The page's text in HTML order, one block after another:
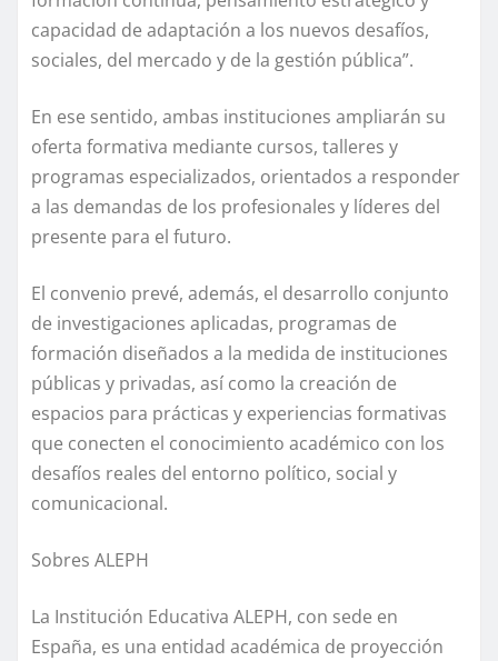
capacidad de adaptación a los nuevos desafíos,
sociales, del mercado y de la gestión pública”.
En ese sentido, ambas instituciones ampliarán su
oferta formativa mediante cursos, talleres y
programas especializados, orientados a responder
a las demandas de los profesionales y líderes del
presente para el futuro.
El convenio prevé, además, el desarrollo conjunto
de investigaciones aplicadas, programas de
formación diseñados a la medida de instituciones
públicas y privadas, así como la creación de
espacios para prácticas y experiencias formativas
que conecten el conocimiento académico con los
desafíos reales del entorno político, social y
comunicacional.
Sobres ALEPH
La Institución Educativa ALEPH, con sede en
España, es una entidad académica de proyección